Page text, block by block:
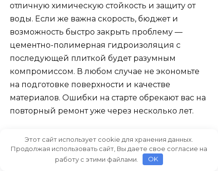
отличную химическую стойкость и защиту от
воды. Если же важна скорость, бюджет и
возможность быстро закрыть проблему —
цементно-полимерная гидроизоляция с
последующей плиткой будет разумным
компромиссом. В любом случае не экономьте
на подготовке поверхности и качестве
материалов. Ошибки на старте обрекают вас на
повторный ремонт уже через несколько лет.
И помните: выбор технологии зависит не
только от «смотрится ли красиво» и не только
от цены. Важнее — как система ведёт себя в
Этот сайт использует cookie для хранения данных.
Продолжая использовать сайт, Вы даете свое согласие на
работу с этими файлами.
OK